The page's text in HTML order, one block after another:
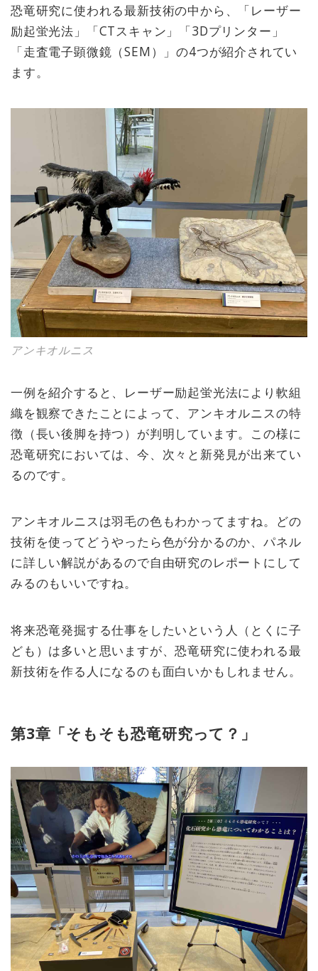
恐竜研究に使われる最新技術の中から、「レーザー
励起蛍光法」「CTスキャン」「3Dプリンター」
「走査電子顕微鏡（SEM）」の4つが紹介されてい
ます。
アンキオルニス
一例を紹介すると、レーザー励起蛍光法により軟組
織を観察できたことによって、アンキオルニスの特
徴（長い後脚を持つ）が判明しています。この様に
恐竜研究においては、今、次々と新発見が出来てい
るのです。
アンキオルニスは羽毛の色もわかってますね。どの
技術を使ってどうやったら色が分かるのか、パネル
に詳しい解説があるので自由研究のレポートにして
みるのもいいですね。
将来恐竜発掘する仕事をしたいという人（とくに子
ども）は多いと思いますが、恐竜研究に使われる最
新技術を作る人になるのも面白いかもしれません。
第3章「そもそも恐竜研究って？」